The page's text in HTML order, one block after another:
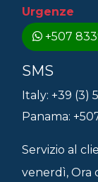
Urgenze
+507
SMS
Italy: +39 (3)
Panama:
Servizio al
venerdì, Ora